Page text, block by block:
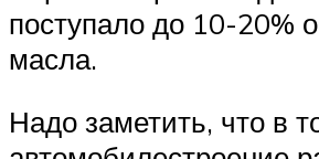
поступало до 10-20%
масла.
Надо заметить, что в